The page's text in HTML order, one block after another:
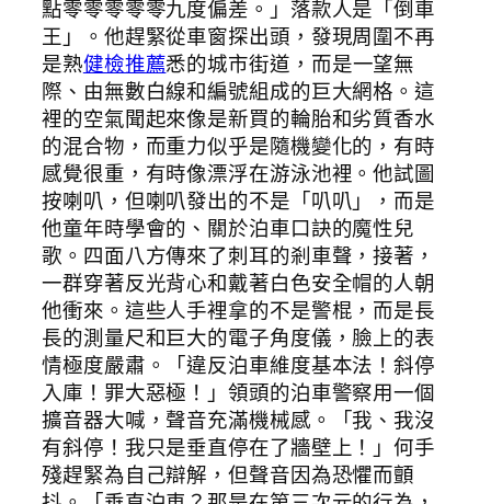
點零零零零零九度偏差。」落款人是「倒車
王」。他趕緊從車窗探出頭，發現周圍不再
是熟健檢推薦悉的城市街道，而是一望無
際、由無數白線和編號組成的巨大網格。這
裡的空氣聞起來像是新買的輪胎和劣質香水
的混合物，而重力似乎是隨機變化的，有時
感覺很重，有時像漂浮在游泳池裡。他試圖
按喇叭，但喇叭發出的不是「叭叭」，而是
他童年時學會的、關於泊車口訣的魔性兒
歌。四面八方傳來了刺耳的剎車聲，接著，
一群穿著反光背心和戴著白色安全帽的人朝
他衝來。這些人手裡拿的不是警棍，而是長
長的測量尺和巨大的電子角度儀，臉上的表
情極度嚴肅。「違反泊車維度基本法！斜停
入庫！罪大惡極！」領頭的泊車警察用一個
擴音器大喊，聲音充滿機械感。「我、我沒
有斜停！我只是垂直停在了牆壁上！」何手
殘趕緊為自己辯解，但聲音因為恐懼而顫